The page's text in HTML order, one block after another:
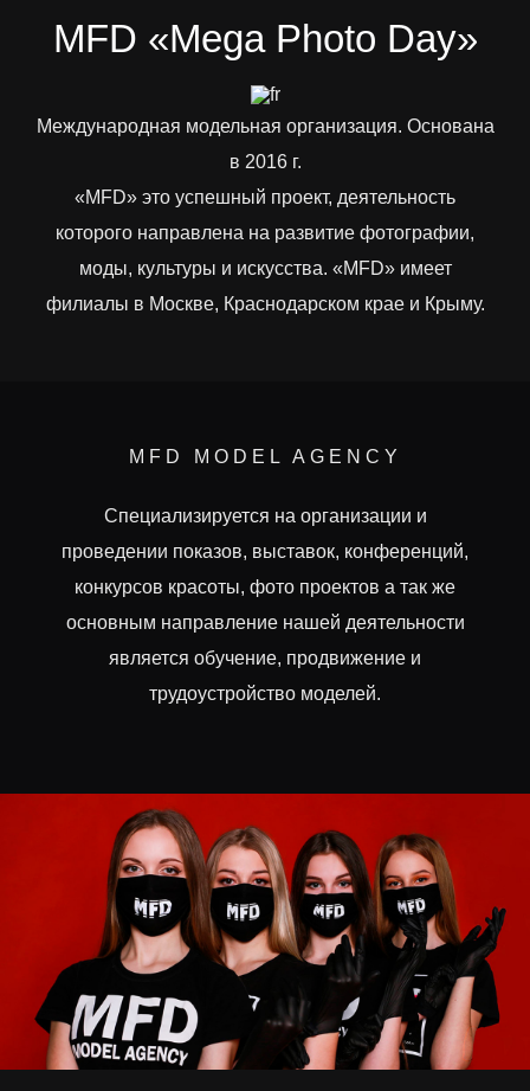
MFD «Mega Photo Day»
Международная модельная организация. Основана
в 2016 г.
«MFD» это успешный проект, деятельность
которого направлена на развитие фотографии,
моды, культуры и искусства. «MFD» имеет
филиалы в Москве, Краснодарском крае и Крыму.
MFD MODEL AGENCY
Специализируется на организации и
проведении показов, выставок, конференций,
конкурсов красоты, фото проектов а так же
основным направление нашей деятельности
является обучение, продвижение и
трудоустройство моделей.